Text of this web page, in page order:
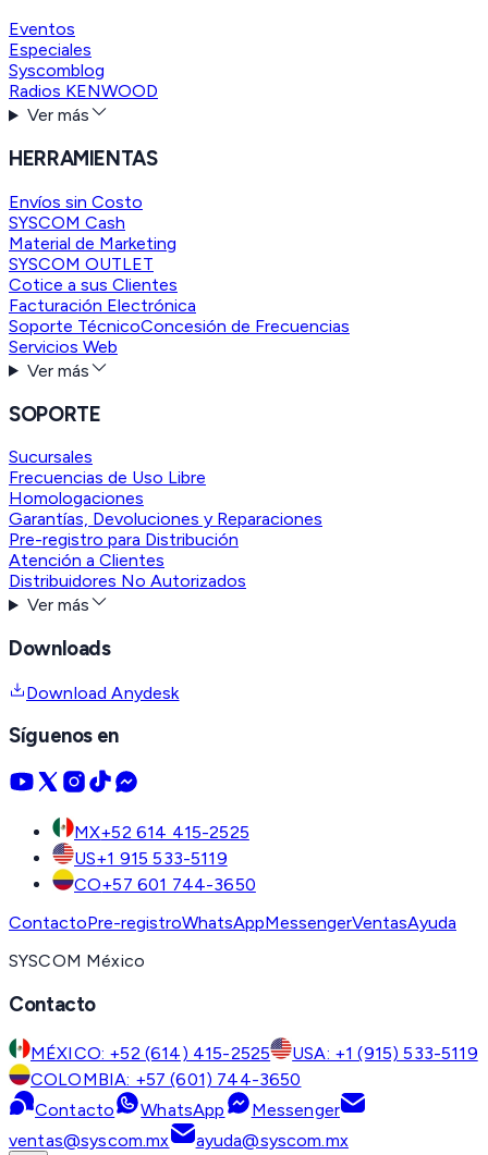
Eventos
Especiales
Syscomblog
Radios KENWOOD
Ver más
HERRAMIENTAS
Envíos sin Costo
SYSCOM Cash
Material de Marketing
SYSCOM OUTLET
Cotice a sus Clientes
Facturación Electrónica
Soporte TécnicoConcesión de Frecuencias
Servicios Web
Ver más
SOPORTE
Sucursales
Frecuencias de Uso Libre
Homologaciones
Garantías, Devoluciones y Reparaciones
Pre-registro para Distribución
Atención a Clientes
Distribuidores No Autorizados
Ver más
Downloads
Download Anydesk
Síguenos en
MX+52 614 415-2525
US+1 915 533-5119
CO+57 601 744-3650
ContactoPre-registroWhatsAppMessengerVentasAyuda
SYSCOM México
Contacto
MÉXICO: +52 (614) 415-2525
USA: +1 (915) 533-5119
COLOMBIA: +57 (601) 744-3650
Contacto
WhatsApp
Messenger
ventas@syscom.mx
ayuda@syscom.mx